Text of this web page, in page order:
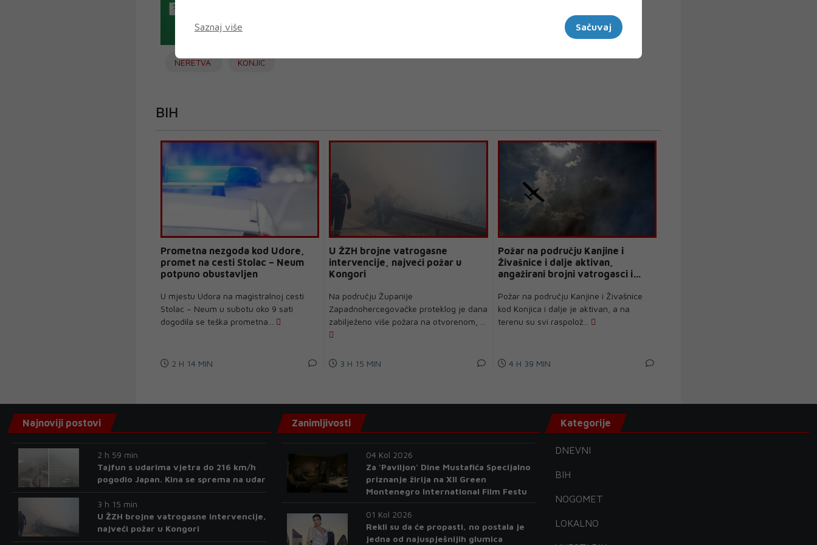
NERETVA KONJIC
BIH
Prometna nezgoda kod Udore,
promet na cesti Stolac – Neum
potpuno obustavljen
U mjestu Udora na magistralnoj cesti
Stolac – Neum u subotu oko 9 sati
dogodila se teška prometna...
2 H 14 MIN
U ŽZH brojne vatrogasne
intervencije, najveći požar u
Kongori
Na području Županije
Zapadnohercegovačke proteklog je dana
zabilježeno više požara na otvorenom, ...
3 H 15 MIN
Požar na području Kanjine i
Živašnice i dalje aktivan,
angažirani brojni vatrogasci i
Požar na području Kanjine i Živašnice
kod Konjica i dalje je aktivan, a na
terenu su svi raspolož...
4 H 39 MIN
Saznaj više Sačuvaj
Najnoviji postovi
2 h 59 min
Tajfun s udarima vjetra do 216 km/h
pogodio Japan. Kina se sprema na udar
3 h 15 min
U ŽZH brojne vatrogasne intervencije,
najveći požar u Kongori
Zanimljivosti
04 Kol 2026
Za 'Paviljon' Dine Mustafića Specijalno
priznanje žirija na XII Green
Montenegro International Film Festu
01 Kol 2026
Rekli su da će propasti, no postala je
jedna od najuspješnijih glumica
Kategorije
DNEVNI
BIH
NOGOMET
LOKALNO